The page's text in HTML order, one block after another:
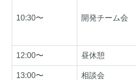
10:30〜 開発チーム会
12:00〜 昼休憩
13:00〜 相談会